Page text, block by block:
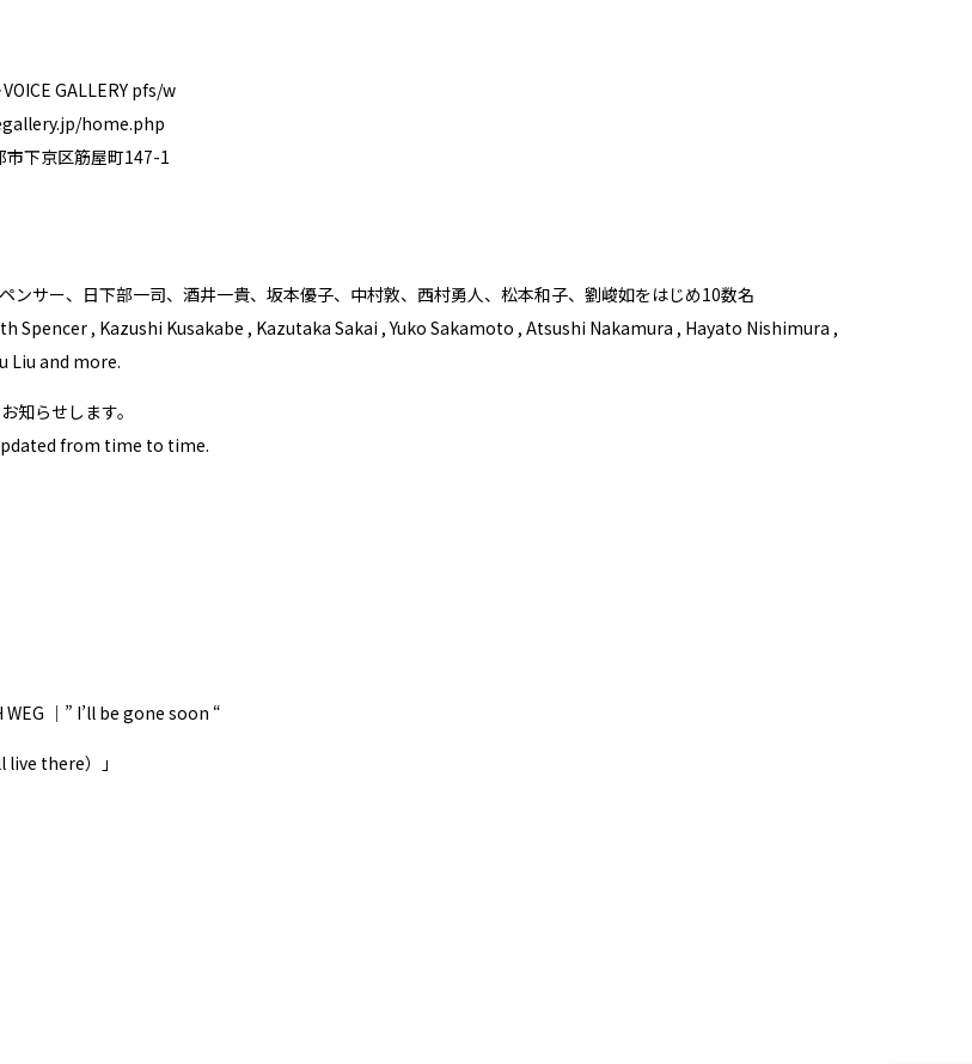
GALLERY pfs/w
home.php
下京区筋屋町147-1
ンサー、日下部一司、酒井一貴、坂本優子、中村敦、西村勇人、松本和子、劉峻如をはじめ10数名
Spencer , Kazushi Kusakabe , Kazutaka Sakai , Yuko Sakamoto , Atsushi Nakamura , Hayato Nishimura ,
Liu and more.
知らせします。
from time to time.
WEG ｜” I’ll be gone soon “
live there）」